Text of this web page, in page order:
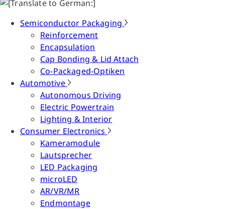
Semiconductor Packaging
Reinforcement
Encapsulation
Cap Bonding & Lid Attach
Co-Packaged-Optiken
Automotive
Autonomous Driving
Electric Powertrain
Lighting & Interior
Consumer Electronics
Kameramodule
Lautsprecher
LED Packaging
microLED
AR/VR/MR
Endmontage